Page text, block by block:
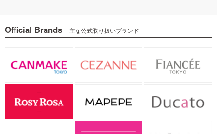
Official Brands 主な公式取り扱いブランド